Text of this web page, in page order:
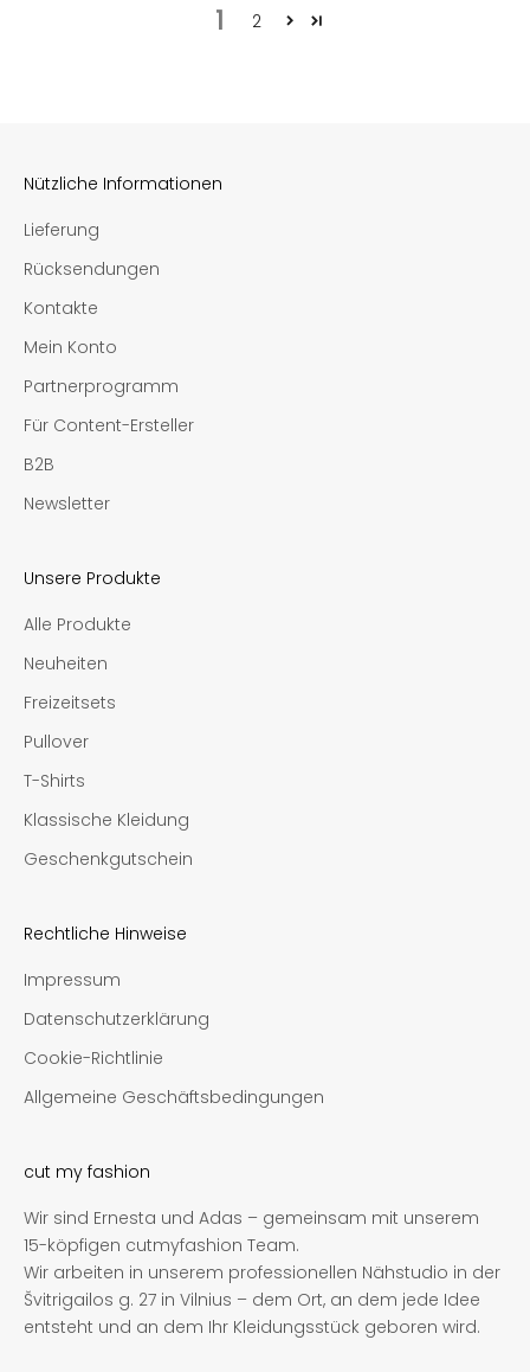
1 2
Nützliche Informationen
Lieferung
Rücksendungen
Kontakte
Mein Konto
Partnerprogramm
Für Content-Ersteller
B2B
Newsletter
Unsere Produkte
Alle Produkte
Neuheiten
Freizeitsets
Pullover
T-Shirts
Klassische Kleidung
Geschenkgutschein
Rechtliche Hinweise
Impressum
Datenschutzerklärung
Cookie-Richtlinie
Allgemeine Geschäftsbedingungen
cut my fashion
Wir sind Ernesta und Adas – gemeinsam mit unserem
15-köpfigen cutmyfashion Team.
Wir arbeiten in unserem professionellen Nähstudio in der
Švitrigailos g. 27 in Vilnius – dem Ort, an dem jede Idee
entsteht und an dem Ihr Kleidungsstück geboren wird.